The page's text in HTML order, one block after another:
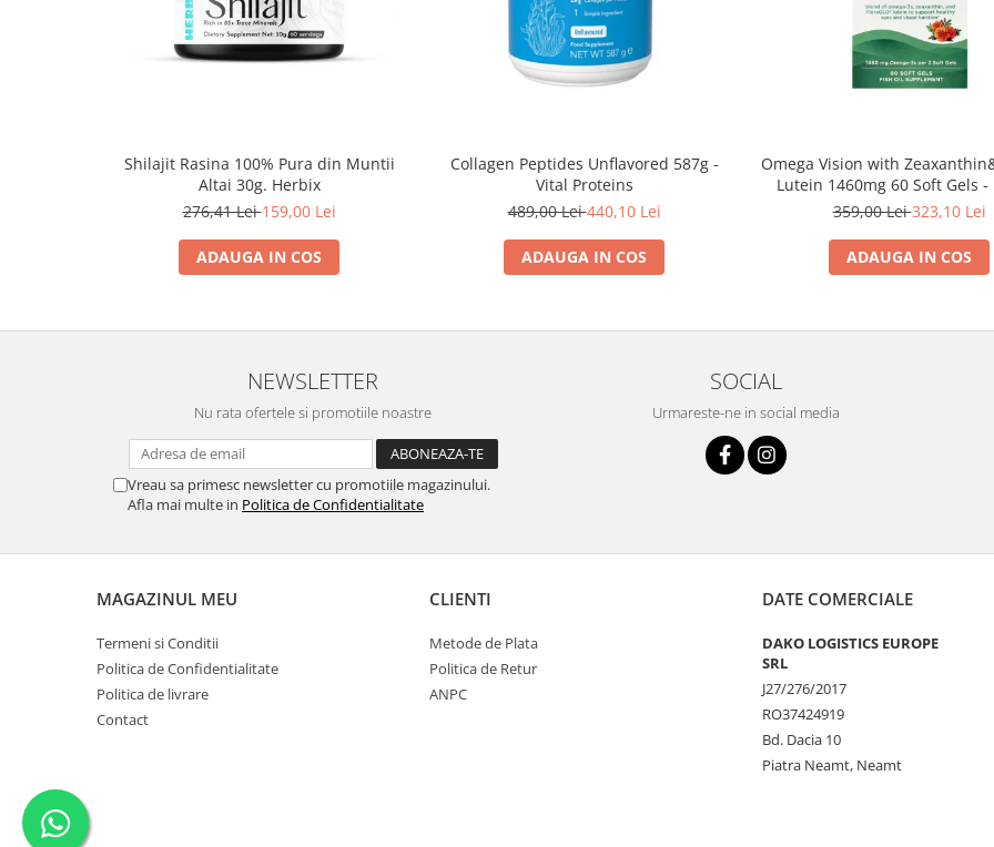
Shilajit Rasina 100% Pura din Muntii
Altai 30g. Herbix
276,41 Lei159,00 Lei
ADAUGA IN COS
Collagen Peptides Unflavored 587g -
Vital Proteins
489,00 Lei440,10 Lei
ADAUGA IN COS
Omega Vision with
Lutein 1460mg 60 Soft Gels
Naturals
359,00 Lei323,10 Lei
ADAUGA IN COS
NEWSLETTER
Nu rata ofertele si promotiile noastre
Vreau sa primesc newsletter cu promotiile magazinului.
Afla mai multe in Politica de Confidentialitate
SOCIAL
Urmareste-ne in social media
MAGAZINUL MEU
Termeni si Conditii
Politica de Confidentialitate
Politica de livrare
Contact
CLIENTI
Metode de Plata
Politica de Retur
ANPC
DATE COMERCIALE
DAKO LOGISTICS EUROPE
SRL
J27/276/2017
RO37424919
Bd. Dacia 10
Piatra Neamt, Neamt